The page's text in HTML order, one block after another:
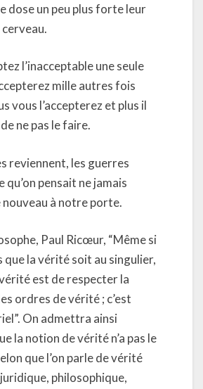
dose un peu plus forte leur
l’inacceptable une seule
mille autres fois
vous l’accepterez et plus il
ne pas le faire.
reviennent, les guerres
qu’on pensait ne jamais
à notre porte.
Paul Ricœur, “Même si
que la vérité soit au singulier,
est de respecter la
ordres de vérité ; c’est
On admettra ainsi
la notion de vérité n’a pas le
que l’on parle de vérité
philosophique,